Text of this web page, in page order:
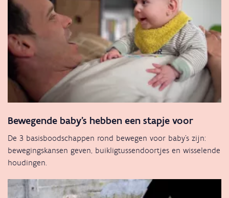
Bewegende baby's hebben een stapje voor
De 3 basisboodschappen rond bewegen voor baby’s zijn:
bewegingskansen geven, buikligtussendoortjes en wisselende
houdingen.